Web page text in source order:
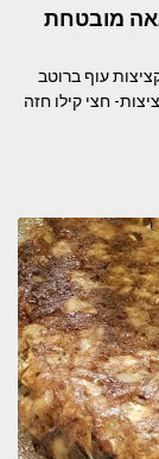
מובטחת
עוף ברוטב
חצי קילו חזה